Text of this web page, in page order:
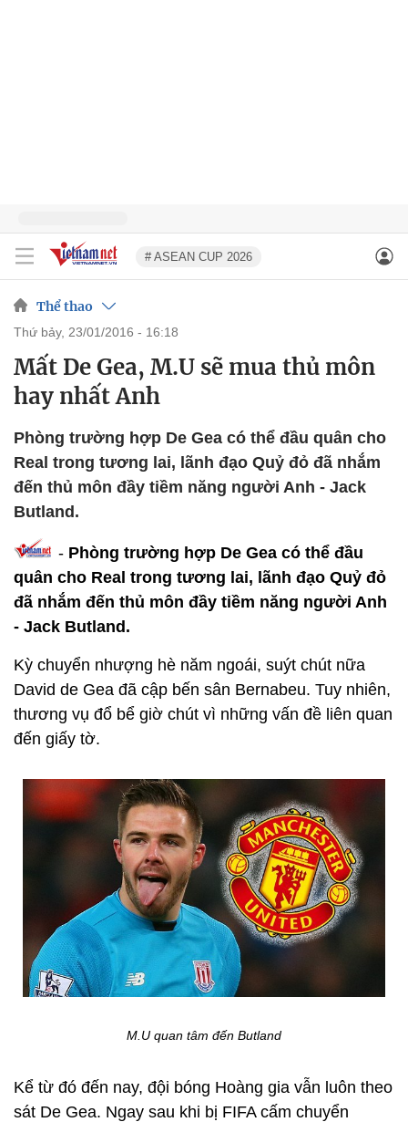
# ASEAN CUP 2026
Thể thao
thứ bảy, 23/01/2016 - 16:18
Mất De Gea, M.U sẽ mua thủ môn
hay nhất Anh
Phòng trường hợp De Gea có thể đầu quân cho
Real trong tương lai, lãnh đạo Quỷ đỏ đã nhắm
đến thủ môn đầy tiềm năng người Anh - Jack
Butland.
- Phòng trường hợp De Gea có thể đầu
quân cho Real trong tương lai, lãnh đạo Quỷ đỏ
đã nhắm đến thủ môn đầy tiềm năng người Anh
- Jack Butland.
Kỳ chuyển nhượng hè năm ngoái, suýt chút nữa
David de Gea đã cập bến sân Bernabeu. Tuy nhiên,
thương vụ đổ bể giờ chút vì những vấn đề liên quan
đến giấy tờ.
M.U quan tâm đến Butland
Kể từ đó đến nay, đội bóng Hoàng gia vẫn luôn theo
sát De Gea. Ngay sau khi bị FIFA cấm chuyển